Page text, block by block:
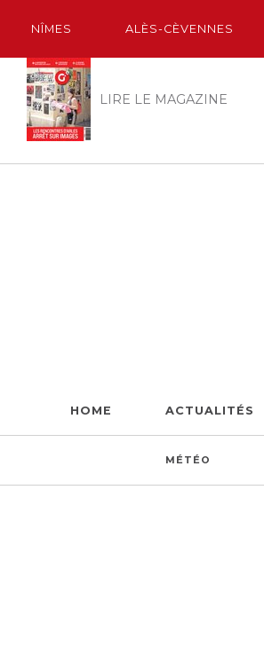
NÎMES ALÈS-CÈVENNES
LIRE LE MAGAZINE
HOME ACTUALITÉS
MÉTÉO